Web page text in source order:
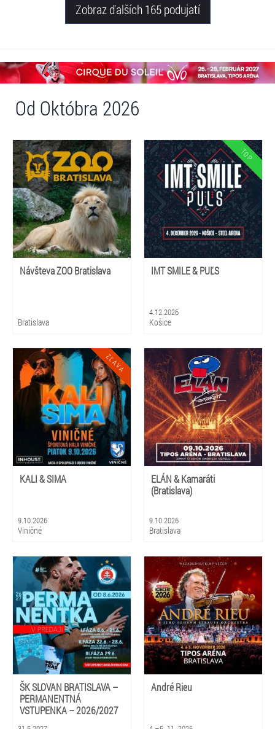
Zobraz ďalších 165 podujatí
Od Októbra 2026
Návšteva ZOO Bratislava
Bratislava
IMT SMILE & PUĽS
4.12.2026
Košice
KALI & SIMA
9.10.2026
Viničné
ELÁN & Kamaráti
(Bratislava)
9.10.2026
Bratislava
ŠK SLOVAN BRATISLAVA –
PERMANENTNÁ
VSTUPENKA – 2026/2027
André Rieu